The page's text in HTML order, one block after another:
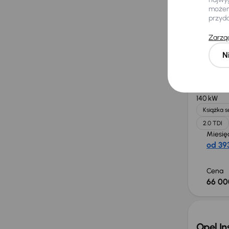
Cena
40
140 kW
Książka
2.0 TDI
od
Cena
66